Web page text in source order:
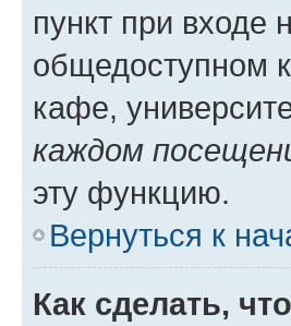
пункт при входе
общедоступном
кафе,
каждом
эту функцию.
Вернуться к
Как сделать,